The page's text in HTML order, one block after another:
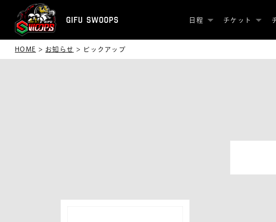
GIFU SWOOPS 日程 チケット
HOME > お知らせ > ピックアップ